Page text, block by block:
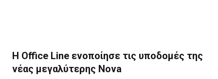
Η Office Line ενοποίησε τις υποδομές της
νέας μεγαλύτερης Nova